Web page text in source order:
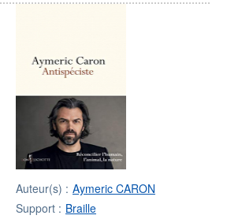
Auteur(s) : Aymeric CARON
Support : Braille